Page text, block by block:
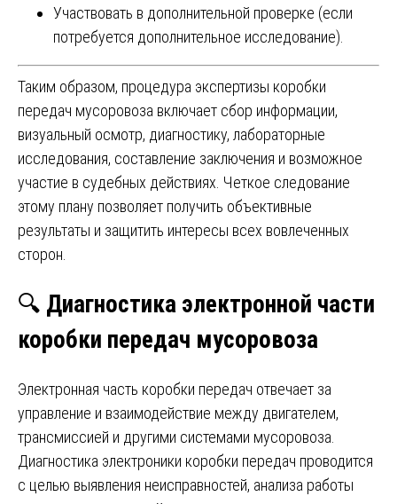
Участвовать в дополнительной проверке (если
потребуется дополнительное исследование).
Таким образом, процедура экспертизы коробки
передач мусоровоза включает сбор информации,
визуальный осмотр, диагностику, лабораторные
исследования, составление заключения и возможное
участие в судебных действиях. Четкое следование
этому плану позволяет получить объективные
результаты и защитить интересы всех вовлеченных
сторон.
🔍 Диагностика электронной части
коробки передач мусоровоза
Электронная часть коробки передач отвечает за
управление и взаимодействие между двигателем,
трансмиссией и другими системами мусоровоза.
Диагностика электроники коробки передач проводится
с целью выявления неисправностей, анализа работы